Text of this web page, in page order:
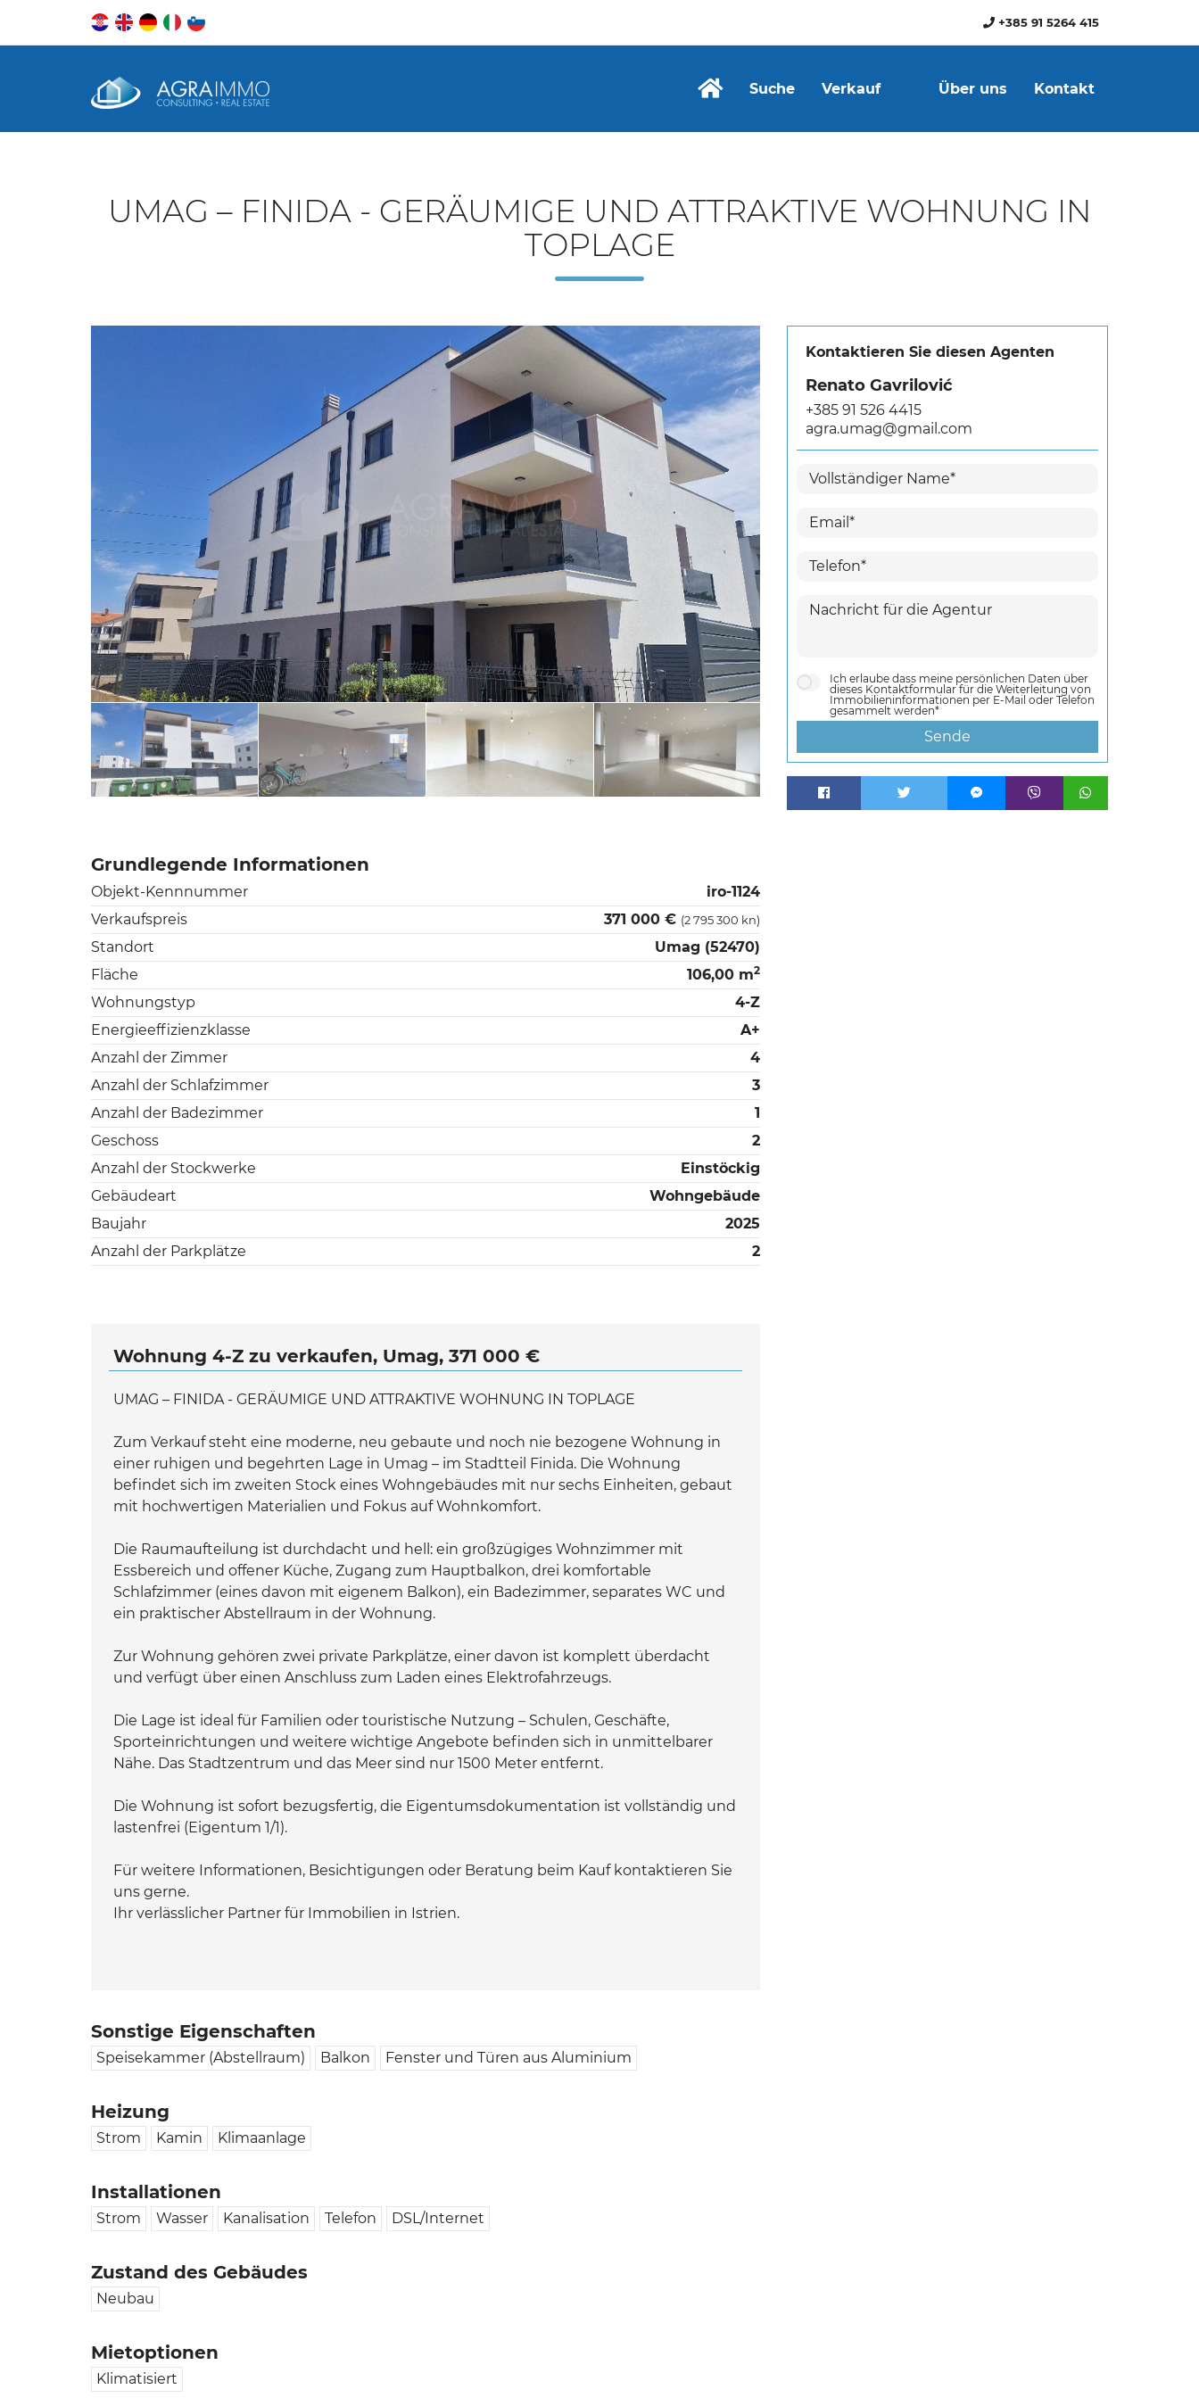
+385 91 5264 415
Suche Verkauf Über uns Kontakt
UMAG – FINIDA - GERÄUMIGE UND ATTRAKTIVE WOHNUNG IN
TOPLAGE
Grundlegende Informationen
Objekt-Kennnummer
iro-1124
Verkaufspreis
371 000 € (2 795 300 kn)
Standort
Umag (52470)
Fläche
106,00 m2
Wohnungstyp
4-Z
Energieeffizienzklasse
A+
Anzahl der Zimmer
4
Anzahl der Schlafzimmer
3
Anzahl der Badezimmer
1
Geschoss
2
Anzahl der Stockwerke
Einstöckig
Gebäudeart
Wohngebäude
Baujahr
2025
Anzahl der Parkplätze
2
Wohnung 4-Z zu verkaufen, Umag, 371 000 €
UMAG – FINIDA - GERÄUMIGE UND ATTRAKTIVE WOHNUNG IN TOPLAGE
Zum Verkauf steht eine moderne, neu gebaute und noch nie bezogene Wohnung in
einer ruhigen und begehrten Lage in Umag – im Stadtteil Finida. Die Wohnung
befindet sich im zweiten Stock eines Wohngebäudes mit nur sechs Einheiten, gebaut
mit hochwertigen Materialien und Fokus auf Wohnkomfort.
Die Raumaufteilung ist durchdacht und hell: ein großzügiges Wohnzimmer mit
Essbereich und offener Küche, Zugang zum Hauptbalkon, drei komfortable
Schlafzimmer (eines davon mit eigenem Balkon), ein Badezimmer, separates WC und
ein praktischer Abstellraum in der Wohnung.
Zur Wohnung gehören zwei private Parkplätze, einer davon ist komplett überdacht
und verfügt über einen Anschluss zum Laden eines Elektrofahrzeugs.
Die Lage ist ideal für Familien oder touristische Nutzung – Schulen, Geschäfte,
Sporteinrichtungen und weitere wichtige Angebote befinden sich in unmittelbarer
Nähe. Das Stadtzentrum und das Meer sind nur 1500 Meter entfernt.
Die Wohnung ist sofort bezugsfertig, die Eigentumsdokumentation ist vollständig und
lastenfrei (Eigentum 1/1).
Für weitere Informationen, Besichtigungen oder Beratung beim Kauf kontaktieren Sie
uns gerne.
Ihr verlässlicher Partner für Immobilien in Istrien.
Sonstige Eigenschaften
Speisekammer (Abstellraum) Balkon Fenster und Türen aus Aluminium
Heizung
Strom Kamin Klimaanlage
Installationen
Strom Wasser Kanalisation Telefon DSL/Internet
Zustand des Gebäudes
Neubau
Mietoptionen
Klimatisiert
Kontaktieren Sie diesen Agenten
Renato Gavrilović
+385 91 526 4415
agra.umag@gmail.com
Ich erlaube dass meine persönlichen Daten über
dieses Kontaktformular für die Weiterleitung von
Immobilieninformationen per E-Mail oder Telefon
gesammelt werden*
Sende